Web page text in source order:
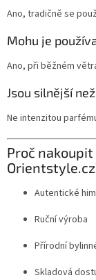
Ano, tradičně se
Mohu je
Ano, při běžném
Jsou silnější
Ne intenzitou
Proč
Autentické
Ruční výroba
Přírodní
Skladová